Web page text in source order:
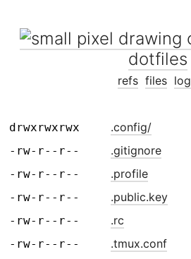
dotfiles
refs files log
drwxrwxrwx .config/
-rw-r--r-- .gitignore
-rw-r--r-- .profile
-rw-r--r-- .public.key
-rw-r--r-- .rc
-rw-r--r-- .tmux.conf